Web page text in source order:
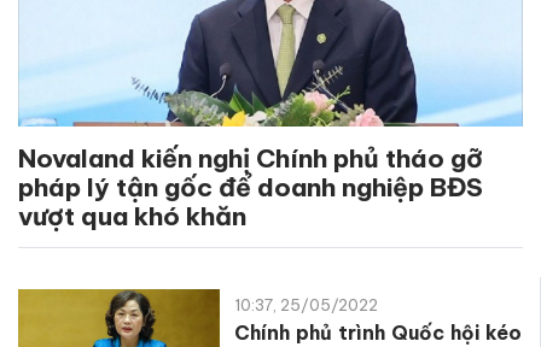
Novaland kiến nghị Chính phủ tháo gỡ
pháp lý tận gốc để doanh nghiệp BĐS
vượt qua khó khăn
10:37, 25/05/2022
Chính phủ trình Quốc hội kéo